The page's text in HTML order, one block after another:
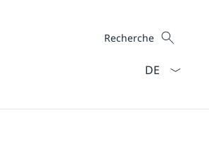
Recherche
Recherche